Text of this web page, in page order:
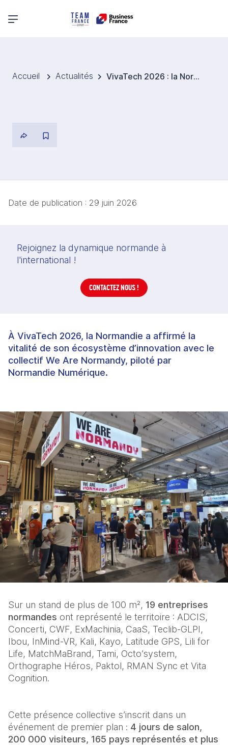
Menu principal
Accueil Actualités VivaTech 2026 : la Normandie affirme son ambition tech avec We Are Normandy
Date de publication : 29 juin 2026
Rejoignez la dynamique normande à
l'international !
CONTACTEZ NOUS !
À VivaTech 2026, la Normandie a affirmé la
vitalité de son écosystème d’innovation avec le
collectif We Are Normandy, piloté par
Normandie Numérique.
Sur un stand de plus de 100 m², 19 entreprises
normandes ont représenté le territoire : ADCIS,
Concerti, CWF, ExMachinia, CaaS, Teclib-GLPI,
Ibou, InMind-VR, Kali, Kayo, Latitude GPS, Lili for
Life, MatchMaBrand, Tami, Octo’system,
Orthographe Héros, Paktol, RMAN Sync et Vita
Cognition.
Cette présence collective s’inscrit dans un
événement de premier plan : 4 jours de salon,
200 000 visiteurs, 165 pays représentés et plus